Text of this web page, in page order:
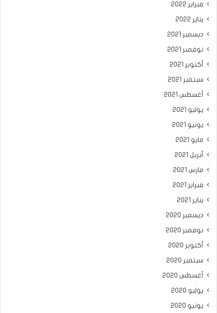
فبراير 2022
يناير 2022
ديسمبر 2021
نوفمبر 2021
أكتوبر 2021
سبتمبر 2021
أغسطس 2021
يوليو 2021
يونيو 2021
مايو 2021
أبريل 2021
مارس 2021
فبراير 2021
يناير 2021
ديسمبر 2020
نوفمبر 2020
أكتوبر 2020
سبتمبر 2020
أغسطس 2020
يوليو 2020
يونيو 2020